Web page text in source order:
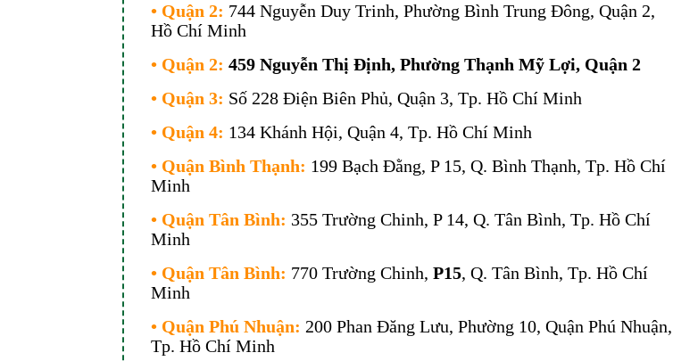
• Quận 2: 744 Nguyễn Duy Trinh, Phường Bình Trung Đông, Quận 2,
Hồ Chí Minh
• Quận 2: 459 Nguyễn Thị Định, Phường Thạnh Mỹ Lợi, Quận 2
• Quận 3: Số 228 Điện Biên Phủ, Quận 3, Tp. Hồ Chí Minh
• Quận 4: 134 Khánh Hội, Quận 4, Tp. Hồ Chí Minh
• Quận Bình Thạnh: 199 Bạch Đằng, P 15, Q. Bình Thạnh, Tp. Hồ Chí
Minh
• Quận Tân Bình: 355 Trường Chinh, P 14, Q. Tân Bình, Tp. Hồ Chí
Minh
• Quận Tân Bình: 770 Trường Chinh, P15, Q. Tân Bình, Tp. Hồ Chí
Minh
• Quận Phú Nhuận: 200 Phan Đăng Lưu, Phường 10, Quận Phú Nhuận,
Tp. Hồ Chí Minh